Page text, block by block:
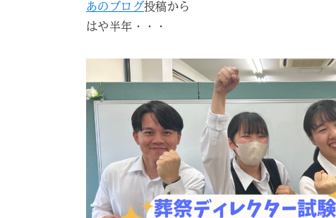
あのブログ投稿から
はや半年・・・